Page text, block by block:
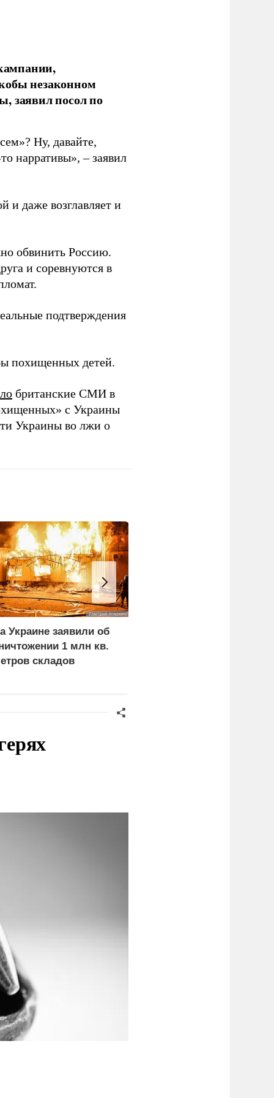
незаконном
заявил посол по
Ну, давайте,
нарративы», – заявил
и даже возглавляет и
обвинить Россию.
и соревнуются в
подтверждения
похищенных детей.
британские СМИ в
с Украины
Украины во лжи о
Украине заявили об
1 млн кв.
складов